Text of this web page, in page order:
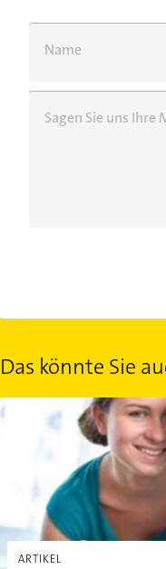
Name
Sagen Sie uns Ihre
Das könnte Sie
ARTIKEL
Pflegegrad beantragen: